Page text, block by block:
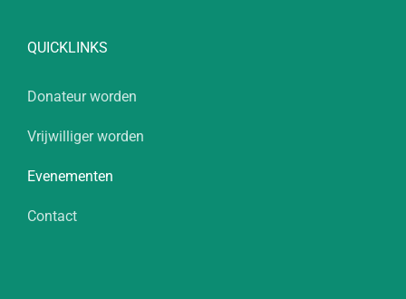
QUICKLINKS
Donateur worden
Vrijwilliger worden
Evenementen
Contact